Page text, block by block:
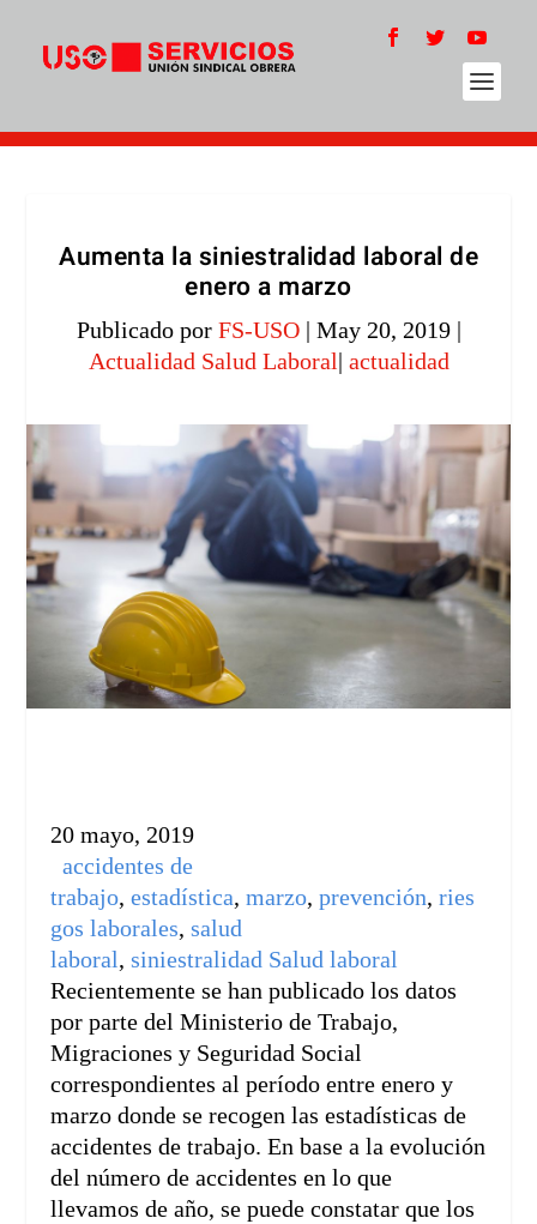
Aumenta la siniestralidad laboral de
enero a marzo
Publicado por FS-USO| May 20, 2019|
Actualidad Salud Laboral| actualidad
20 mayo, 2019
accidentes de
trabajo,estadística,marzo,prevención,ries
gos laborales,salud
laboral,siniestralidad Salud laboral
Recientemente se han publicado los datos
por parte del Ministerio de Trabajo,
Migraciones y Seguridad Social
correspondientes al período entre enero y
marzo donde se recogen las estadísticas de
accidentes de trabajo. En base a la evolución
del número de accidentes en lo que
llevamos de año, se puede constatar que los